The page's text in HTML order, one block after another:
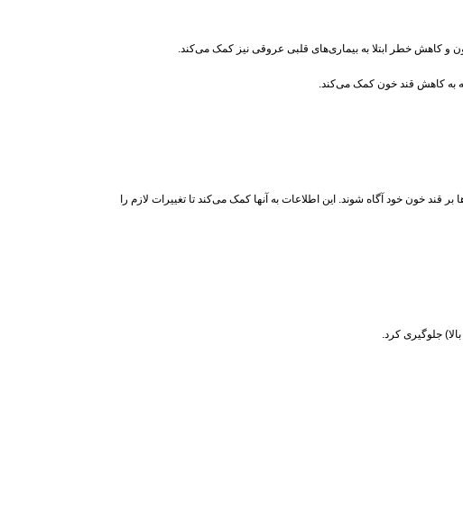
و کاهش خطر ابتلا به بیماری‌های قلبی عروقی نیز کمک می‌کند.
به کاهش قند خون کمک می‌کند.
قند خون خود آگاه شوند. این اطلاعات به آنها کمک می‌کند تا تغییرات لازم را